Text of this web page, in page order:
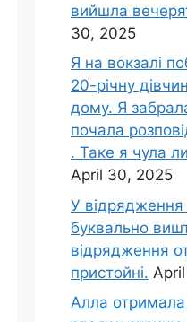
вийшла
30, 2025
Я на вокзалі
20-річну
дому. Я
почала
. Таке я чула
April 30, 2025
У відрядження
буквально
відрядження
пристойні.
Алла отримала